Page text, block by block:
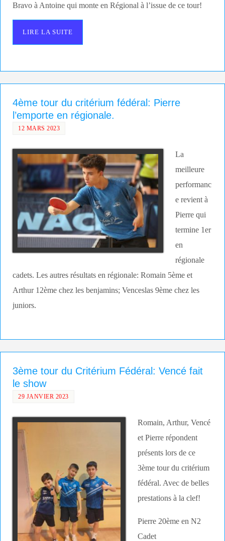
Bravo à Antoine qui monte en Régional à l’issue de ce tour!
LIRE LA SUITE
4ème tour du critérium fédéral: Pierre
l’emporte en régionale.
12 MARS 2023
La
meilleure
performanc
e revient à
Pierre qui
termine 1er
en
régionale
cadets. Les autres résultats en régionale: Romain 5ème et
Arthur 12ème chez les benjamins; Venceslas 9ème chez les
juniors.
3ème tour du Critérium Fédéral: Vencé fait
le show
29 JANVIER 2023
Romain, Arthur, Vencé
et Pierre répondent
présents lors de ce
3ème tour du critérium
fédéral. Avec de belles
prestations à la clef!
Pierre 20ème en N2
Cadet